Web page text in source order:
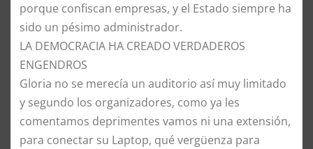
porque confiscan empresas, y el Estado siempre ha
sido un pésimo administrador.
​LA DEMOCRACIA HA CREADO VERDADEROS
ENGENDROS
​Gloria no se merecía un auditorio así muy limitado
y segundo los organizadores, como ya les
comentamos deprimentes vamos ni una extensión,
para conectar su Laptop, qué vergüenza para